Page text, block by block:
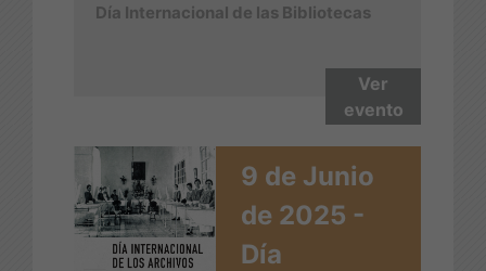
Día Internacional de las Bibliotecas
Ver
evento
9 de Junio
de 2025 -
Día